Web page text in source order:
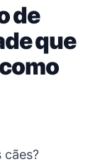
de
que
cães?